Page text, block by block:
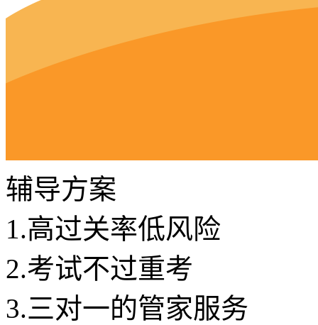
辅导方案
1.高过关率低风险
2.考试不过重考
3.三对一的管家服务